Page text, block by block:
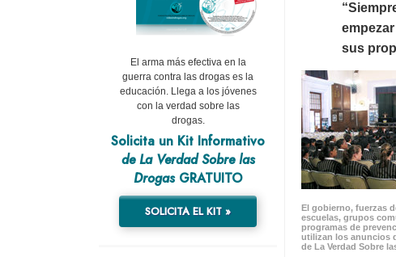
sus
El gobierno, fuerzas
escuelas, grupos
programas de
utilizan los anuncios
de La Verdad Sobre
El arma más efectiva en la
guerra contra las drogas es la
educación. Llega a los jóvenes
con la verdad sobre las
drogas.
Solicita un Kit Informativo
de La Verdad Sobre las
DrogasGRATUITO
SOLICITA EL KIT »